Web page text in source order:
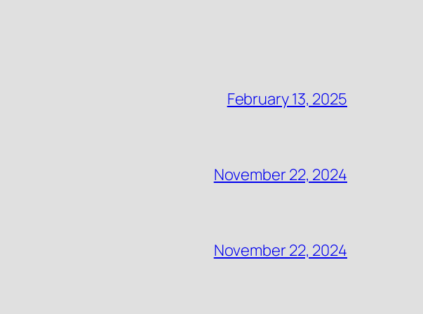
February 13, 2025
November 22, 2024
November 22, 2024